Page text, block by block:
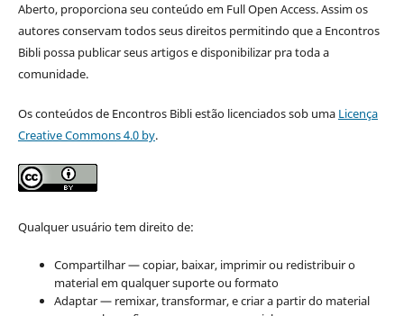
Aberto, proporciona seu conteúdo em Full Open Access. Assim os
autores conservam todos seus direitos permitindo que a Encontros
Bibli possa publicar seus artigos e disponibilizar pra toda a
comunidade.
Os conteúdos de Encontros Bibli estão licenciados sob uma Licença
Creative Commons 4.0 by.
Qualquer usuário tem direito de:
Compartilhar — copiar, baixar, imprimir ou redistribuir o
material em qualquer suporte ou formato
Adaptar — remixar, transformar, e criar a partir do material